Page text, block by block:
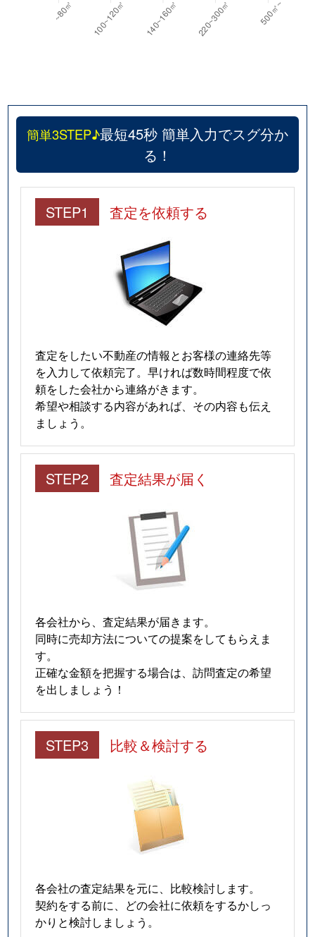
簡単3STEP♪最短45秒 簡単入力でスグ分か
る！
STEP1 査定を依頼する
査定をしたい不動産の情報とお客様の連絡先等
を入力して依頼完了。早ければ数時間程度で依
頼をした会社から連絡がきます。
希望や相談する内容があれば、その内容も伝え
ましょう。
STEP2 査定結果が届く
各会社から、査定結果が届きます。
同時に売却方法についての提案をしてもらえま
す。
正確な金額を把握する場合は、訪問査定の希望
を出しましょう！
STEP3 比較＆検討する
各会社の査定結果を元に、比較検討します。
契約をする前に、どの会社に依頼をするかしっ
かりと検討しましょう。